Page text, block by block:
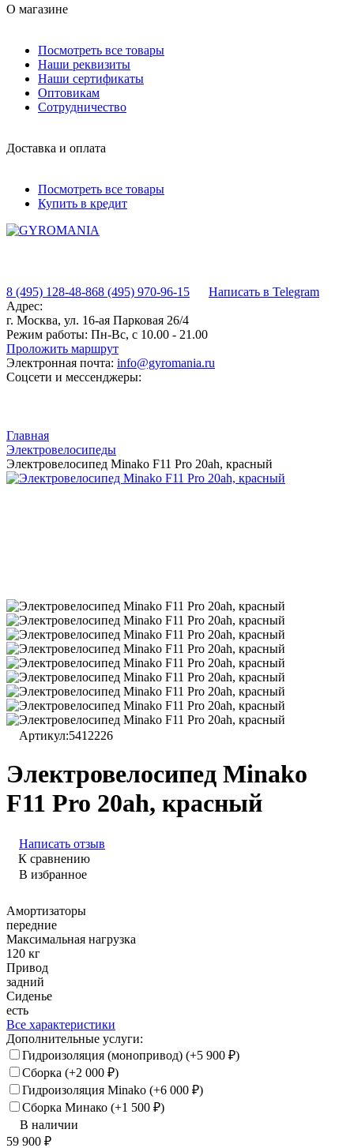
О магазине
Посмотреть все товары
Наши реквизиты
Наши сертификаты
Оптовикам
Сотрудничество
Доставка и оплата
Посмотреть все товары
Купить в кредит
8 (495) 128-48-868 (495) 970-96-15
Написать в Telegram
Адрес:
г. Москва, ул. 16-ая Парковая 26/4
Режим работы: Пн-Вс, с 10.00 - 21.00
Проложить маршрут
Электронная почта: info@gyromania.ru
Соцсети и мессенджеры:
Главная
Электровелосипеды
Электровелосипед Minako F11 Pro 20ah, красный
Артикул:5412226
Электровелосипед Minako
F11 Pro 20ah, красный
Написать отзыв
К сравнению
В избранное
Амортизаторы
передние
Максимальная нагрузка
120 кг
Привод
задний
Сиденье
есть
Все характеристики
Дополнительные услуги:
Гидроизоляция (монопривод) (+5 900 ₽)
Сборка (+2 000 ₽)
Гидроизоляция Minako (+6 000 ₽)
Сборка Минако (+1 500 ₽)
В наличии
59 900 ₽